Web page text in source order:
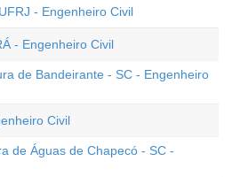
- Engenheiro Civil
- Engenheiro Civil
de Bandeirante - SC - Engenheiro
Civil
de Águas de Chapecó - SC -